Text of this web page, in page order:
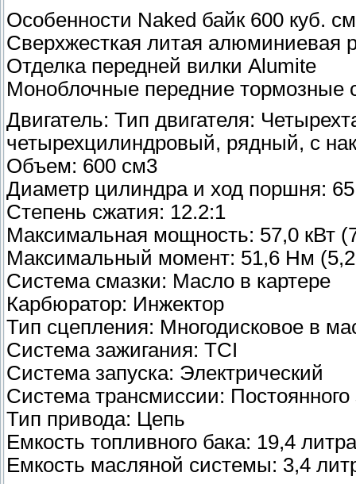
Особенности Naked байк 600 куб.
Сверхжесткая литая алюминиевая
Отделка передней вилки Alumite
Моноблочные передние тормозные
Двигатель: Тип двигателя:
четырехцилиндровый, рядный, с
Объем: 600 см3
Диаметр цилиндра и ход поршня:
Степень сжатия: 12.2:1
Максимальная мощность: 57,0 кВт
Максимальный момент: 51,6 Нм
Система смазки: Масло в картере
Карбюратор: Инжектор
Тип сцепления: Многодисковое в
Система зажигания: TCI
Система запуска: Электрический
Система трансмиссии:
Тип привода: Цепь
Емкость топливного бака: 19,4 литра
Емкость масляной системы: 3,4